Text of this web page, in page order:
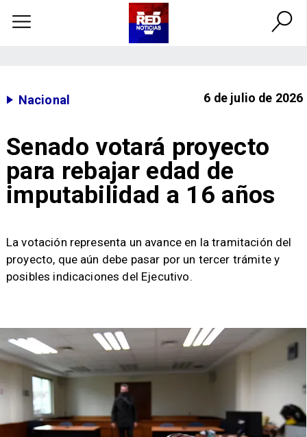
Nacional 6 de julio de 2026
Senado votará proyecto
para rebajar edad de
imputabilidad a 16 años
La votación representa un avance en la tramitación del
proyecto, que aún debe pasar por un tercer trámite y
posibles indicaciones del Ejecutivo.